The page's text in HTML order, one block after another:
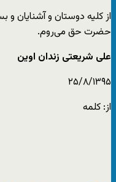
از کلیه دوستان و آشنایان
حضرت حق می‌روم.
علی شریعتی زندان اوین
۲۵/۸/۱۳۹۵
از: کلمه